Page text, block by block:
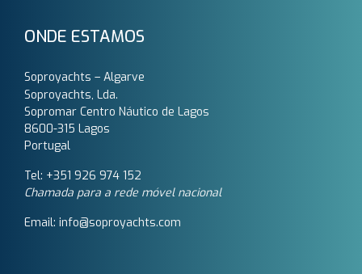
ONDE ESTAMOS
Soproyachts – Algarve
Soproyachts, Lda.
Sopromar Centro Náutico de Lagos
8600-315 Lagos
Portugal
Tel: +351 926 974 152
Chamada para a rede móvel nacional
Email: info@soproyachts.com